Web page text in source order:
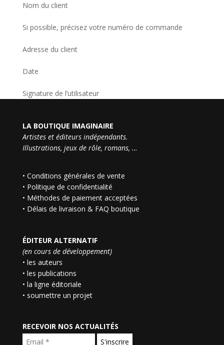
Nom du client
Si possible, précisez votre numéro de commande
Adresse du client
Date
Signature de l’utilisateur
LA BOUTIQUE IMAGINAIRE
Artistes et éditeurs indépendants.
Illustrations, jeux de rôle, romans, …
• Conditions générales de vente
• Politique de confidentialité
• Méthodes de paiement acceptées
• Délais de livraison & FAQ boutique
ÉDITEUR ALTERNATIF
(en cours de développement)
• les auteurs
• les publications
• la ligne éditoriale
• soumettre un projet
RECEVOIR NOS ACTUALITÉS